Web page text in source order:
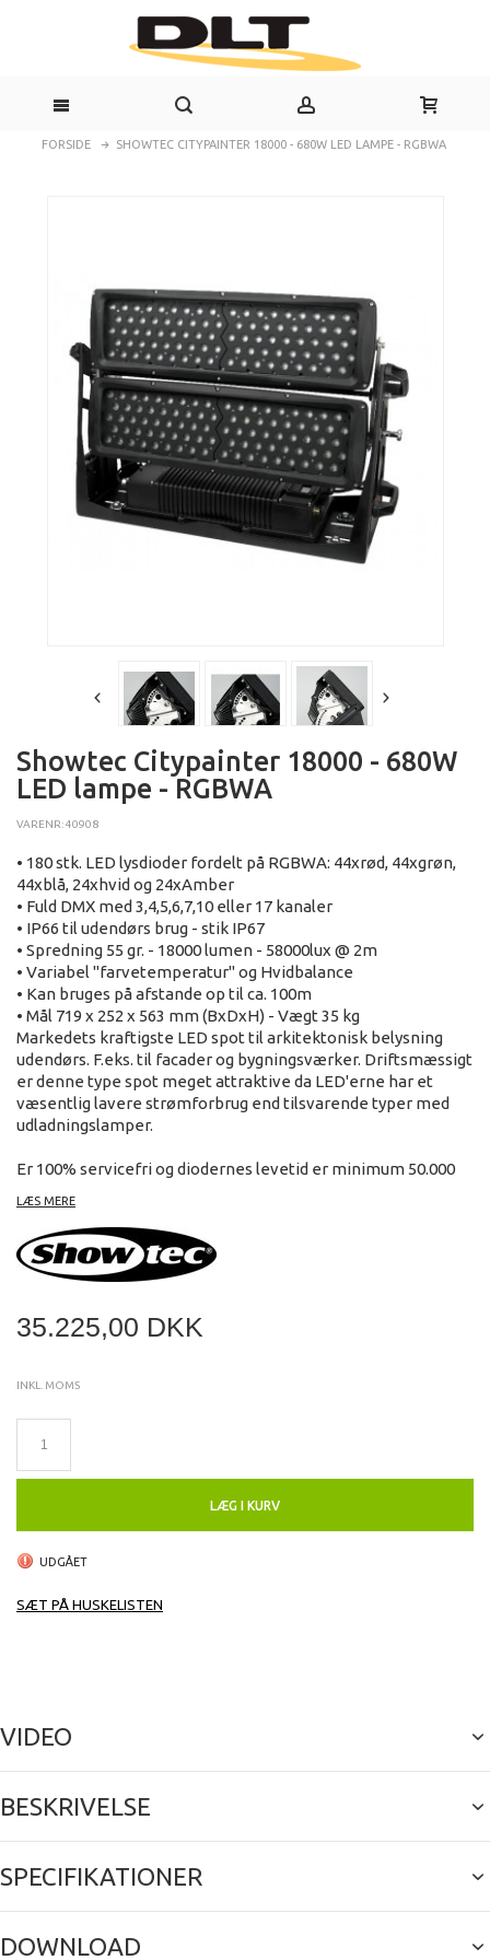
FORSIDE SHOWTEC CITYPAINTER 18000 - 680W LED LAMPE - RGBWA
Showtec Citypainter 18000 - 680W
LED lampe - RGBWA
VARENR: 40908
• 180 stk. LED lysdioder fordelt på RGBWA: 44xrød, 44xgrøn,
44xblå, 24xhvid og 24xAmber
• Fuld DMX med 3,4,5,6,7,10 eller 17 kanaler
• IP66 til udendørs brug - stik IP67
• Spredning 55 gr. - 18000 lumen - 58000lux @ 2m
• Variabel "farvetemperatur" og Hvidbalance
• Kan bruges på afstande op til ca. 100m
• Mål 719 x 252 x 563 mm (BxDxH) - Vægt 35 kg
Markedets kraftigste LED spot til arkitektonisk belysning
udendørs. F.eks. til facader og bygningsværker. Driftsmæssigt
er denne type spot meget attraktive da LED'erne har et
væsentlig lavere strømforbrug end tilsvarende typer med
udladningslamper.
Er 100% servicefri og diodernes levetid er minimum 50.000
Benytter stik, der er IP godkendt, hvorfor det er nødvendigt
at lave kabel-omformere til XLR. IP kabel med stik
medfølger.
Leveres med flightcase.
LÆS MERE
35.225,00 DKK
INKL. MOMS
LÆG I KURV
UDGÅET
SÆT PÅ HUSKELISTEN
VIDEO
BESKRIVELSE
SPECIFIKATIONER
DOWNLOAD